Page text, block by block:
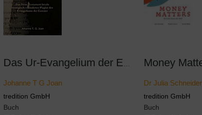
Johanne T G Joan
tredition GmbH
Buch
Dr Julia Schneider
tredition GmbH
Buch